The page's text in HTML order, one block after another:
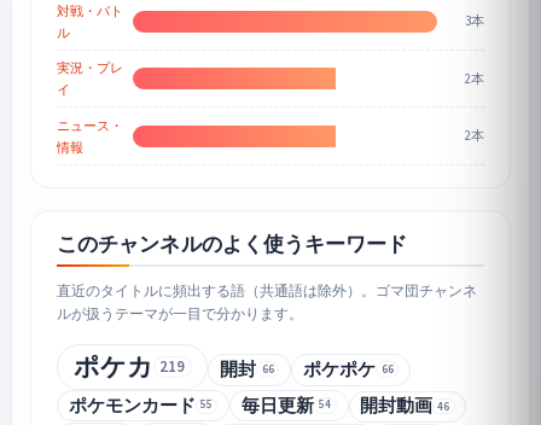
対戦・バト
ル
3本
実況・プレ
イ
2本
ニュース・
情報
2本
このチャンネルのよく使うキーワード
直近のタイトルに頻出する語（共通語は除外）。ゴマ団チャンネ
ルが扱うテーマが一目で分かります。
ポケカ 219 開封 66 ポケポケ 66
ポケモンカード 55 毎日更新 54 開封動画 46